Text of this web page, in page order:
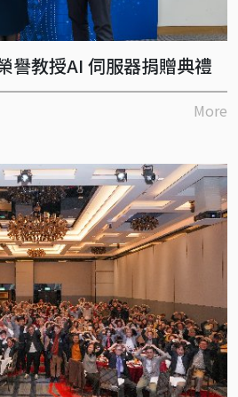
譽教授AI 伺服器捐贈典禮
More